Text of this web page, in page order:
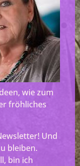
wie zum
fröhliches
Und
bleiben.
bin ich